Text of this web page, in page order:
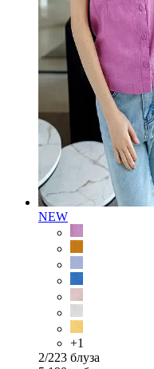
NEW
+1
2/223 блуза